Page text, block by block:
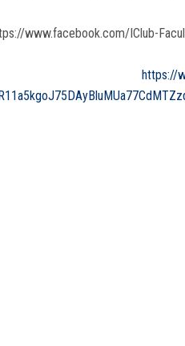
www.facebook.com/IClub-
https://